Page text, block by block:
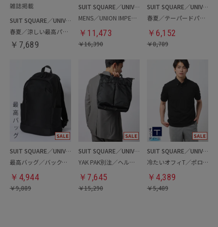
SUIT SQUARE／UNIVERSAL LANGUAGE
春夏／涼しい最高パンツ
￥ 7,689
SUIT SQUARE／UNIVERSAL LANGUAGE
MENS／UNION IMPERIAL監修／コインローファー
￥ 11,473
￥16,390
SUIT SQUARE／UNIVERSAL LANGUAGE
春夏／テーパードパンツ
￥ 6,152
￥8,789
SUIT SQUARE／UNIVERSAL LANGUAGE
最高バッグ／バックパック
￥ 4,944
￥9,889
SUIT SQUARE／UNIVERSAL LANGUAGE
YAK PAK別注／ヘルメットバッグ
￥ 7,645
￥15,290
SUIT SQUARE／UNIVERSAL LANGUAGE
冷たいオフィT／ポロシャツ
￥ 4,389
￥5,489